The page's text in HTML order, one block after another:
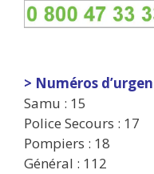
> Numéros
Samu : 15
Police Secours : 17
Pompiers : 18
Général : 112